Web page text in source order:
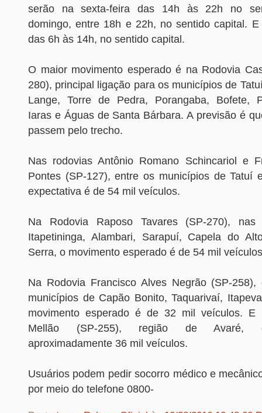
serão na sexta-feira das 14h às 22h no
domingo, entre 18h e 22h, no sentido capital. E
das 6h às 14h, no sentido capital.
O maior movimento esperado é na Rodovia
280), principal ligação para os municípios de
Lange, Torre de Pedra, Porangaba, Bofete,
Iaras e Águas de Santa Bárbara. A previsão é
passem pelo trecho.
Nas rodovias Antônio Romano Schincariol e
Pontes (SP-127), entre os municípios de Tatuí
expectativa é de 54 mil veículos.
Na Rodovia Raposo Tavares (SP-270), nas
Itapetininga, Alambari, Sarapuí, Capela do
Serra, o movimento esperado é de 54 mil
Na Rodovia Francisco Alves Negrão (SP-
municípios de Capão Bonito, Taquarivaí,
movimento esperado é de 32 mil veículos. E
Mellão (SP-255), região de Avaré,
aproximadamente 36 mil veículos.
Usuários podem pedir socorro médico e
por meio do telefone 0800-